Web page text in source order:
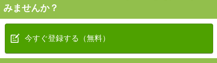
みませんか？
今すぐ登録する（無料）